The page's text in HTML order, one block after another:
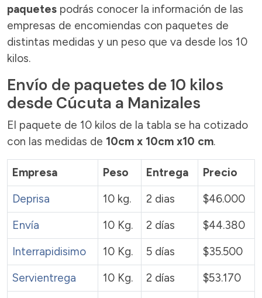
paquetes podrás conocer la información de las
empresas de encomiendas con paquetes de
distintas medidas y un peso que va desde los 10
kilos.
Envío de paquetes de 10 kilos
desde Cúcuta a Manizales
El paquete de 10 kilos de la tabla se ha cotizado
con las medidas de 10cm x 10cm x10 cm.
Empresa Peso Entrega
Precio
Deprisa
10 kg. 2 dias
$46.000
Envía
10 Kg. 2 días
$44.380
Interrapidisimo
10 Kg. 5 días
$35.500
Servientrega
10 Kg. 2 días
$53.170